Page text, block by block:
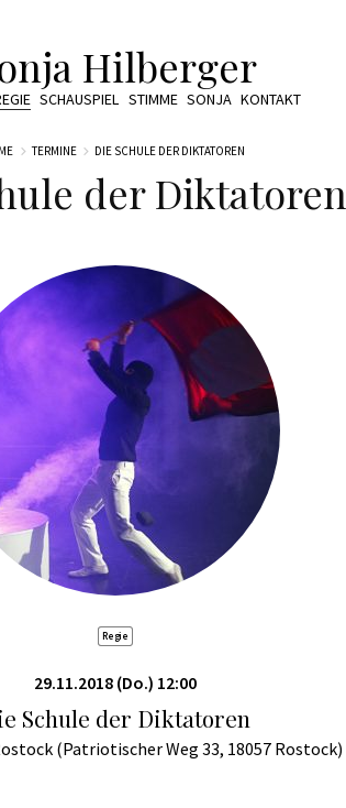
Hilberger
SCHAUSPIEL STIMME SONJA KONTAKT
TERMINE DIE SCHULE DER DIKTATOREN
der Diktatoren
Regie
29.11.2018 (Do.) 12:00
Schule der Diktatoren
(Patriotischer Weg 33, 18057 Rostock)